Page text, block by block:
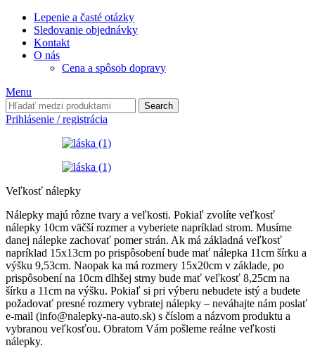
Lepenie a časté otázky
Sledovanie objednávky
Kontakt
O nás
Cena a spôsob dopravy
Menu
Search
Prihlásenie / registrácia
Veľkosť nálepky
Nálepky majú rôzne tvary a veľkosti. Pokiaľ zvolíte veľkosť
nálepky 10cm väčší rozmer a vyberiete napríklad strom. Musíme
danej nálepke zachovať pomer strán. Ak má základná veľkosť
napríklad 15x13cm po prispôsobení bude mať nálepka 11cm šírku a
výšku 9,53cm. Naopak ka má rozmery 15x20cm v základe, po
prispôsobení na 10cm dlhšej strny bude mať veľkosť 8,25cm na
šírku a 11cm na výšku. Pokiaľ si pri výberu nebudete istý a budete
požadovať presné rozmery vybratej nálepky – neváhajte nám poslať
e-mail (info@nalepky-na-auto.sk) s číslom a názvom produktu a
vybranou veľkosťou. Obratom Vám pošleme reálne veľkosti
nálepky.